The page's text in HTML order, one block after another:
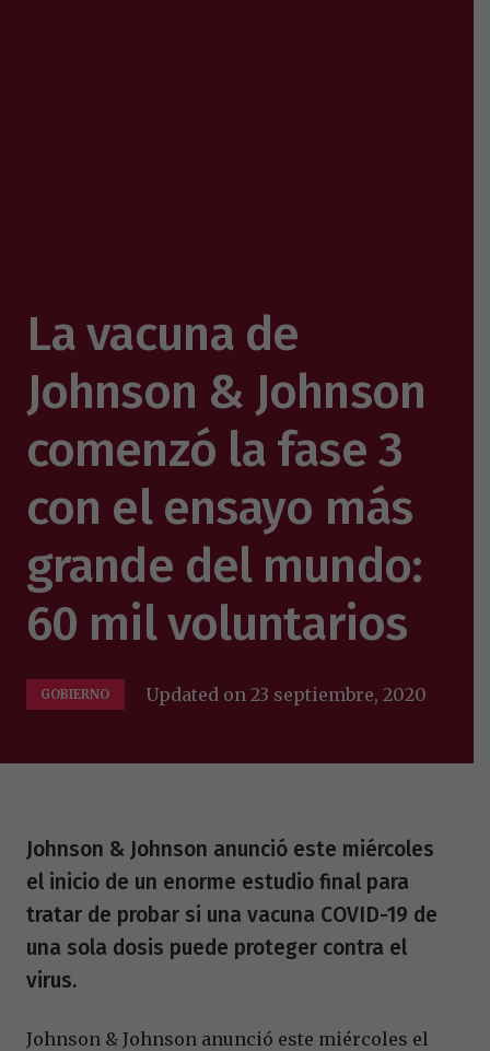
La vacuna de
Johnson & Johnson
comenzó la fase 3
con el ensayo más
grande del mundo:
60 mil voluntarios
GOBIERNO Updated on23 septiembre, 2020
Johnson & Johnson anunció este miércoles
el inicio de un enorme estudio final para
tratar de probar si una vacuna COVID-19 de
una sola dosis puede proteger contra el
virus.
Johnson & Johnson anunció este miércoles el